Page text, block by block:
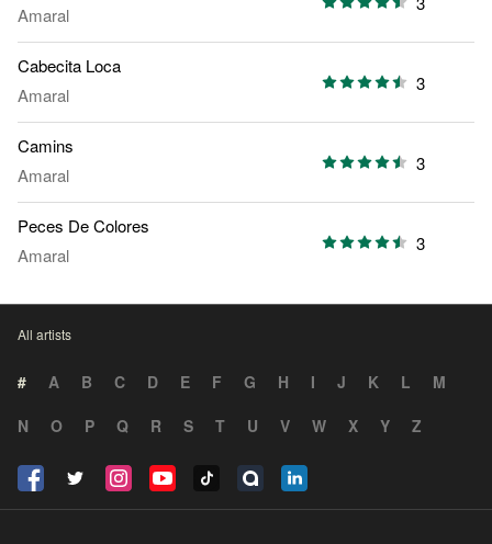
Amaral
Cabecita Loca
Amaral
3
Camins
Amaral
3
Peces De Colores
Amaral
3
All artists
# A B C D E F G H I J K L
M
N
O P Q R S T U V W X Y Z